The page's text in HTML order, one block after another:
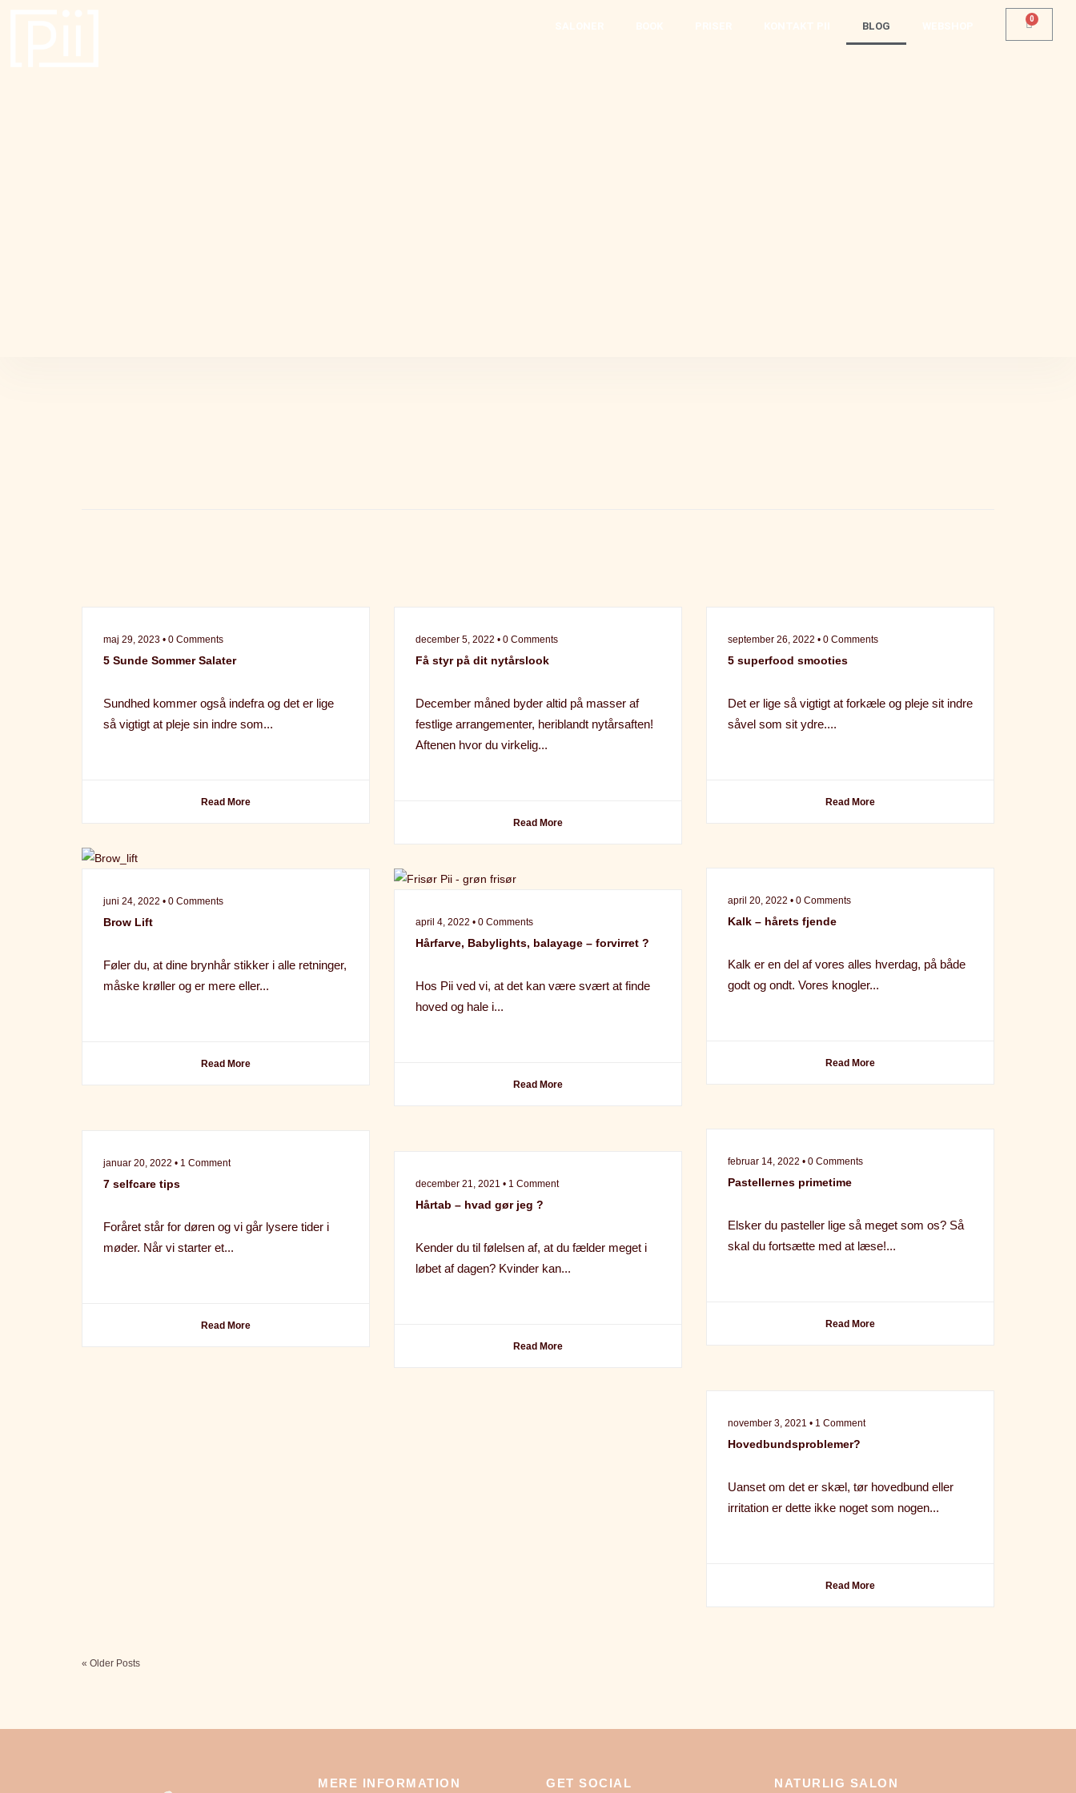
BLOG
maj 29, 2023 • 0 Comments
5 Sunde Sommer Salater
Sundhed kommer også indefra og det er lige
så vigtigt at pleje sin indre som...
Read More
december 5, 2022 • 0 Comments
Få styr på dit nytårslook
December måned byder altid på masser af
festlige arrangementer, heriblandt nytårsaften!
Aftenen hvor du virkelig...
Read More
september 26, 2022 • 0 Comments
5 superfood smooties
Det er lige så vigtigt at forkæle og pleje sit indre
såvel som sit ydre....
Read More
juni 24, 2022 • 0 Comments
Brow Lift
Føler du, at dine brynhår stikker i alle retninger,
måske krøller og er mere eller...
Read More
april 20, 2022 • 0 Comments
Kalk – hårets fjende
Kalk er en del af vores alles hverdag, på både
godt og ondt. Vores knogler...
Read More
april 4, 2022 • 0 Comments
Hårfarve, Babylights, balayage – forvirret ?
Hos Pii ved vi, at det kan være svært at finde
hoved og hale i...
Read More
februar 14, 2022 • 0 Comments
Pastellernes primetime
Elsker du pasteller lige så meget som os? Så
skal du fortsætte med at læse!...
Read More
januar 20, 2022 • 1 Comment
7 selfcare tips
Foråret står for døren og vi går lysere tider i
møder. Når vi starter et...
Read More
december 21, 2021 • 1 Comment
Hårtab – hvad gør jeg ?
Kender du til følelsen af, at du fælder meget i
løbet af dagen? Kvinder kan...
Read More
november 3, 2021 • 1 Comment
Hovedbundsproblemer?
Uanset om det er skæl, tør hovedbund eller
irritation er dette ikke noget som nogen...
Read More
« Older Posts
MERE INFORMATION GET SOCIAL NATURLIG SALON